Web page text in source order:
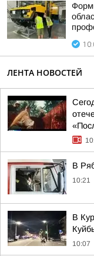
ЛЕНТА НОВОСТЕЙ
В
10:21
В
10:07